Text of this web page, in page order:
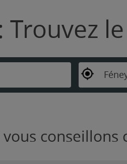
Trouvez
vous conseillons